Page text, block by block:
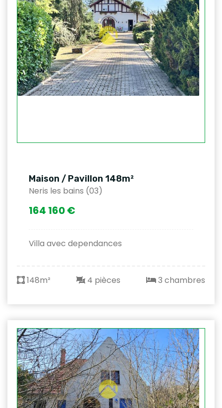
Maison / Pavillon 148m²
Neris les bains (03)
164 160 €
Villa avec dependances
148m² 4 pièces 3 chambres